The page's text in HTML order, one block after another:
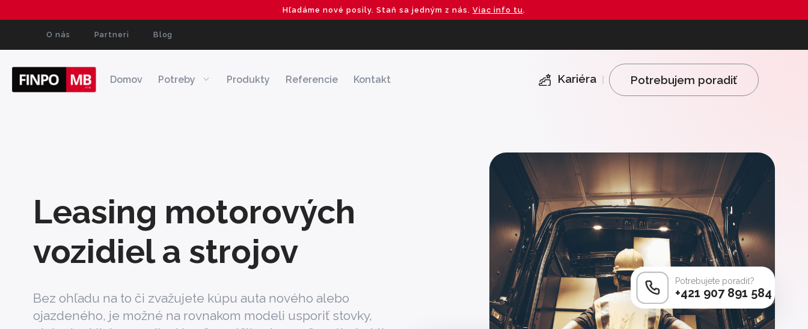
na
Hľadáme nové posily. Staň sa jedným z nás. Viac info tu.
O nás Partneri Blog
Domov Potreby Produkty Referencie Kontakt Kariéra Potrebujem poradiť
Leasing motorových
vozidiel a strojov
Bez ohľadu na to či zvažujete kúpu auta nového alebo
ojazdeného, je možné na rovnakom modeli usporiť stovky,
Potrebujete poradiť?
+421 907 891 584